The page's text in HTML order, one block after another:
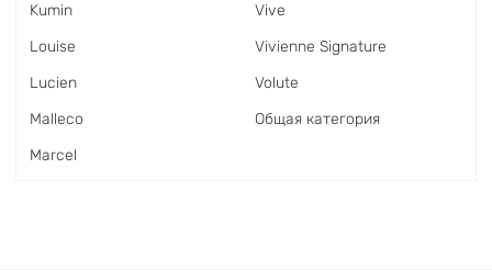
Kumin
Louise
Lucien
Malleco
Marcel
Vive
Vivienne Signature
Volute
Общая категория